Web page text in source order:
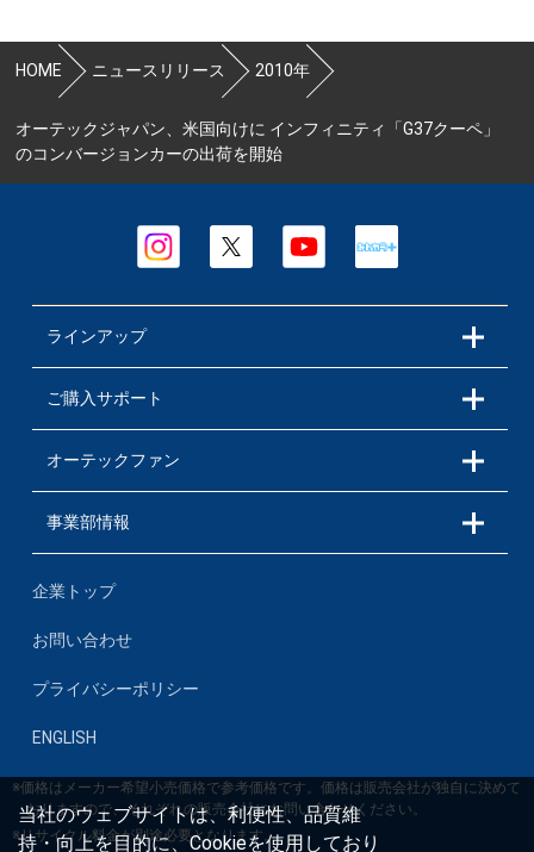
当社のウェブサイトは、利便性、品質維
持・向上を目的に、Cookieを使用しており
HOME ニュースリリース 2010年
オーテックジャパン、米国向けに インフィニティ「G37クーペ」
のコンバージョンカーの出荷を開始
ラインアップ
ご購入サポート
オーテックファン
事業部情報
企業トップ
お問い合わせ
プライバシーポリシー
ENGLISH
※価格はメーカー希望小売価格で参考価格です。価格は販売会社が独自に決めて
おりますので、それぞれの販売会社にお問い合わせください。
※リサイクル料金が別途必要となります。